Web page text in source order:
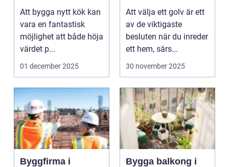
hemmets hjärta
Att bygga nytt kök kan
vara en fantastisk
möjlighet att både höja
värdet p...
01 december 2025
för ditt hem
Att välja ett golv är ett
av de viktigaste
besluten när du inreder
ett hem, särs...
30 november 2025
Byggfirma i
Bygga balkong i